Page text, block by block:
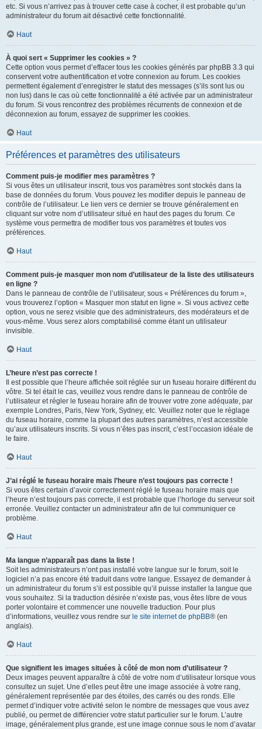
etc. Si vous n’arrivez pas à trouver cette case à cocher, il est probable qu’un
administrateur du forum ait désactivé cette fonctionnalité.
Haut
À quoi sert « Supprimer les cookies » ?
Cette option vous permet d’effacer tous les cookies générés par phpBB 3.3 qui
conservent votre authentification et votre connexion au forum. Les cookies
permettent également d’enregistrer le statut des messages (s’ils sont lus ou
non lus) dans le cas où cette fonctionnalité a été activée par un administrateur
du forum. Si vous rencontrez des problèmes récurrents de connexion et de
déconnexion au forum, essayez de supprimer les cookies.
Haut
Préférences et paramètres des utilisateurs
Comment puis-je modifier mes paramètres ?
Si vous êtes un utilisateur inscrit, tous vos paramètres sont stockés dans la
base de données du forum. Vous pouvez les modifier depuis le panneau de
contrôle de l’utilisateur. Le lien vers ce dernier se trouve généralement en
cliquant sur votre nom d’utilisateur situé en haut des pages du forum. Ce
système vous permettra de modifier tous vos paramètres et toutes vos
préférences.
Haut
Comment puis-je masquer mon nom d’utilisateur de la liste des utilisateurs
en ligne ?
Dans le panneau de contrôle de l’utilisateur, sous « Préférences du forum »,
vous trouverez l’option « Masquer mon statut en ligne ». Si vous activez cette
option, vous ne serez visible que des administrateurs, des modérateurs et de
vous-même. Vous serez alors comptabilisé comme étant un utilisateur
invisible.
Haut
L’heure n’est pas correcte !
Il est possible que l’heure affichée soit réglée sur un fuseau horaire différent du
vôtre. Si tel était le cas, veuillez vous rendre dans le panneau de contrôle de
l’utilisateur et régler le fuseau horaire afin de trouver votre zone adéquate, par
exemple Londres, Paris, New York, Sydney, etc. Veuillez noter que le réglage
du fuseau horaire, comme la plupart des autres paramètres, n’est accessible
qu’aux utilisateurs inscrits. Si vous n’êtes pas inscrit, c’est l’occasion idéale de
le faire.
Haut
J’ai réglé le fuseau horaire mais l’heure n’est toujours pas correcte !
Si vous êtes certain d’avoir correctement réglé le fuseau horaire mais que
l’heure n’est toujours pas correcte, il est probable que l’horloge du serveur soit
erronée. Veuillez contacter un administrateur afin de lui communiquer ce
problème.
Haut
Ma langue n’apparaît pas dans la liste !
Soit les administrateurs n’ont pas installé votre langue sur le forum, soit le
logiciel n’a pas encore été traduit dans votre langue. Essayez de demander à
un administrateur du forum s’il est possible qu’il puisse installer la langue que
vous souhaitez. Si la traduction désirée n’existe pas, vous êtes libre de vous
porter volontaire et commencer une nouvelle traduction. Pour plus
d’informations, veuillez vous rendre sur le site internet de phpBB® (en
anglais).
Haut
Que signifient les images situées à côté de mon nom d’utilisateur ?
Deux images peuvent apparaître à côté de votre nom d’utilisateur lorsque vous
consultez un sujet. Une d’elles peut être une image associée à votre rang,
généralement représentée par des étoiles, des carrés ou des ronds. Elle
permet d’indiquer votre activité selon le nombre de messages que vous avez
publié, ou permet de différencier votre statut particulier sur le forum. L’autre
image, généralement plus grande, est une image connue sous le nom d’avatar